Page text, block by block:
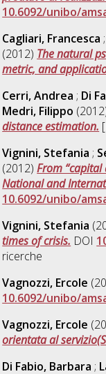
10.6092/unibo/
Cagliari, Francesca ;
(2012) The natural
metric, and
Cerri, Andrea ; Di
Medri, Filippo
distance estimation.
Vignini, Stefania ;
(2012)From
National and
10.6092/unibo/
Vignini, Stefania
times of crisis. DOI
ricerche
Vagnozzi, Ercole
10.6092/unibo/
Vagnozzi, Ercole
orientata al
Di Fabio, Barbara ;